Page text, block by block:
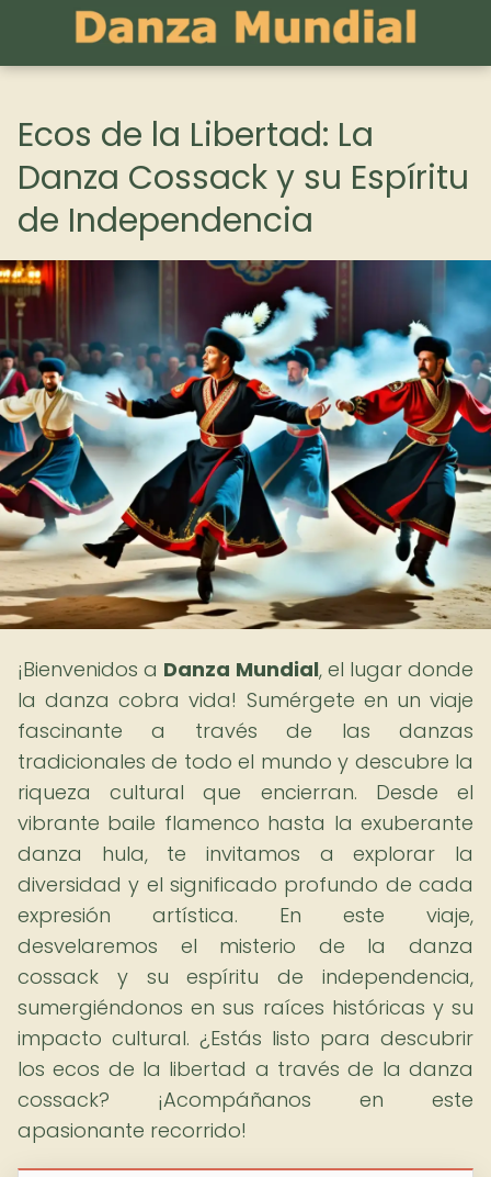
Ecos de la Libertad: La
Danza Cossack y su Espíritu
de Independencia
¡Bienvenidos a Danza Mundial, el lugar donde
la danza cobra vida! Sumérgete en un viaje
fascinante a través de las danzas
tradicionales de todo el mundo y descubre la
riqueza cultural que encierran. Desde el
vibrante baile flamenco hasta la exuberante
danza hula, te invitamos a explorar la
diversidad y el significado profundo de cada
expresión artística. En este viaje,
desvelaremos el misterio de la danza
cossack y su espíritu de independencia,
sumergiéndonos en sus raíces históricas y su
impacto cultural. ¿Estás listo para descubrir
los ecos de la libertad a través de la danza
cossack? ¡Acompáñanos en este
apasionante recorrido!